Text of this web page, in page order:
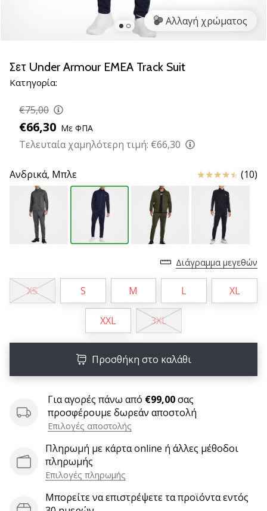
βόλεϊ
όπως
Ελάτε
μαζί
ως
της
μάρκας
μας.
11. 8. 2022
Weplayvolleyball
Πρόγραμμα
σας
ιστολόγιο,
σελίδα
φόρουμ
συζητήσεων;
Αφήστε
τα
Αλλαγή χρώματος
Σετ Under Armour EMEA Track Suit
Κατηγορία:
€75,00
€66,30 Με ΦΠΑ
Τελευταία χαμηλότερη τιμή: €66,30
Ανδρικά, Μπλε Κριτικές (10)
Διάγραμμα μεγεθών
XS S M L XL
XXL 3XL
Προσθήκη στο καλάθι
Για αγορές πάνω από €99,00σας
προσφέρουμε δωρεάν αποστολή
Επιλογές αποστολής
Πληρωμή με κάρτα online ή άλλες μέθοδοι
πληρωμής
Επιλογές πληρωμής
Μπορείτε να επιστρέψετε τα προϊόντα εντός